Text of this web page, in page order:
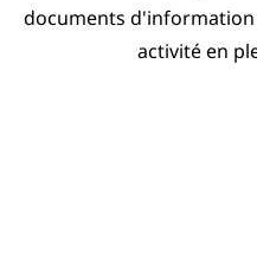
documents
activité en